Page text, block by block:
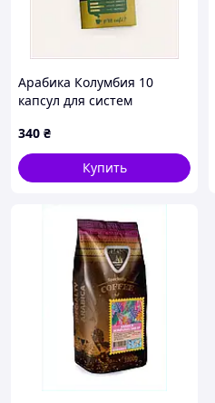
Арабика Колумбия 10
капсул для систем
340 ₴
Купить